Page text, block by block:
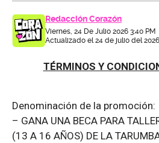
Redacción Corazón
Viernes, 24 De Julio 2026 3:40 PM
Actualizado el 24 de julio del 2026
TÉRMINOS Y
Denominación de la
– GANA UNA BECA PARA
(13 A 16 AÑOS) DE LA